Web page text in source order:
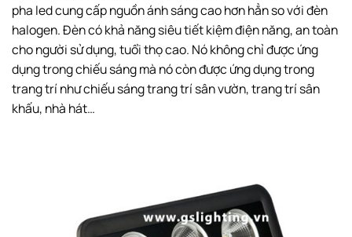
pha led cung cấp nguồn ánh sáng cao hơn hẳn so với đèn
halogen. Đèn có khả năng siêu tiết kiệm điện năng, an toàn
cho người sử dụng, tuổi thọ cao. Nó không chỉ được ứng
dụng trong chiếu sáng mà nó còn được ứng dụng trong
trang trí như chiếu sáng trang trí sân vườn, trang trí sân
khấu, nhà hát…